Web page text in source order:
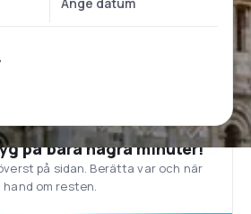
på bara några minuter!
på sidan. Berätta var och när
om resten.